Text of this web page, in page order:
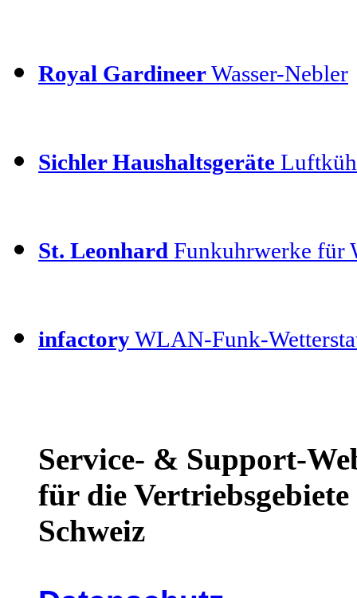
Royal GardineerWasser-Nebler
Sichler Haushaltsgeräte
St. Leonhard Funkuhrwerke für
infactoryWLAN-Funk-
Service- & Support-
für die
Schweiz